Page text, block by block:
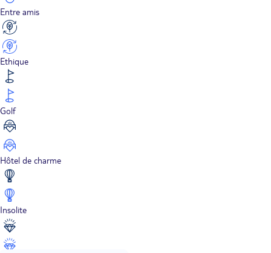
Entre amis
Ethique
Golf
Hôtel de charme
Insolite